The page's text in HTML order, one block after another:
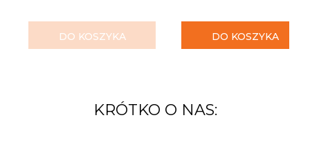
DO KOSZYKA DO KOSZYKA
KRÓTKO O NAS: